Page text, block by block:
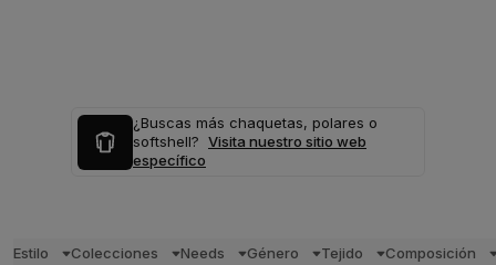
¿Buscas más chaquetas, polares o
softshell? Visita nuestro sitio web
específico
Estilo Colecciones Needs Género Tejido Composición